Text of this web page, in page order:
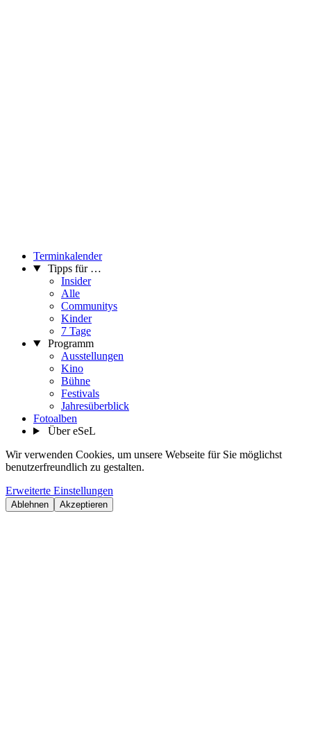
Terminkalender
Tipps für …
Insider
Alle
Communitys
Kinder
7 Tage
Programm
Ausstellungen
Kino
Bühne
Festivals
Jahresüberblick
Fotoalben
Über eSeL
Wir verwenden Cookies, um unsere Webseite für Sie möglichst
benutzerfreundlich zu gestalten.
Erweiterte Einstellungen
Ablehnen Akzeptieren